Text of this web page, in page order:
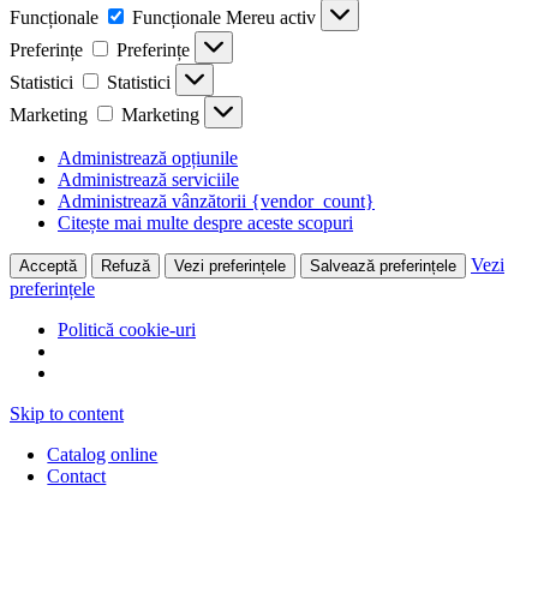
Funcționale
Funcționale Mereu activ
Preferințe
Preferințe
Statistici
Statistici
Marketing
Marketing
Administrează opțiunile
Administrează serviciile
Administrează vânzătorii {vendor_count}
Citește mai multe despre aceste scopuri
Acceptă Refuză Vezi preferințele Salvează preferințele
Vezi
preferințele
Politică cookie-uri
Skip to content
Catalog online
Contact